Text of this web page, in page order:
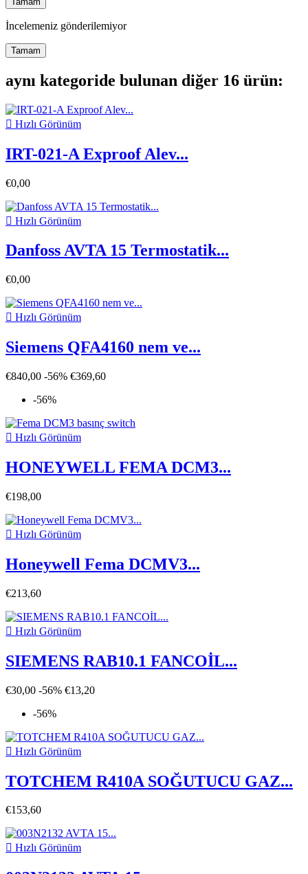
İncelemeniz gönderilemiyor
Tamam
aynı kategoride bulunan diğer 16 ürün:
 Hızlı Görünüm
IRT-021-A Exproof Alev...
€0,00
 Hızlı Görünüm
Danfoss AVTA 15 Termostatik...
€0,00
 Hızlı Görünüm
Siemens QFA4160 nem ve...
€840,00 -56% €369,60
-56%
 Hızlı Görünüm
HONEYWELL FEMA DCM3...
€198,00
 Hızlı Görünüm
Honeywell Fema DCMV3...
€213,60
 Hızlı Görünüm
SIEMENS RAB10.1 FANCOİL...
€30,00 -56% €13,20
-56%
 Hızlı Görünüm
TOTCHEM R410A SOĞUTUCU GAZ...
€153,60
 Hızlı Görünüm